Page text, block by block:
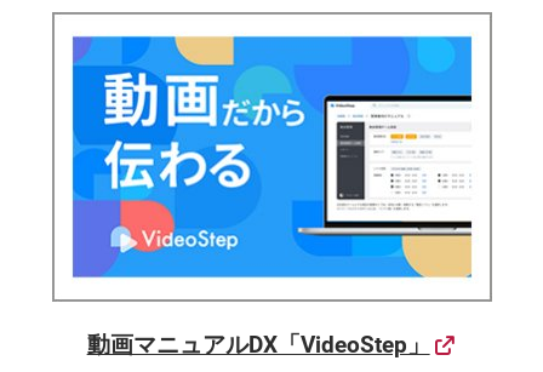
動画マニュアルDX「VideoStep」